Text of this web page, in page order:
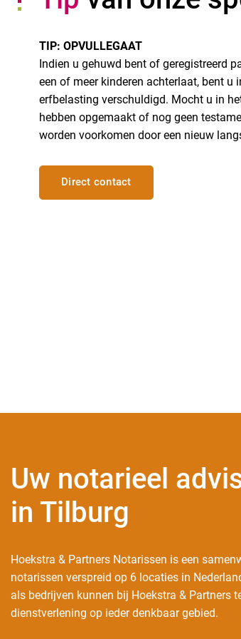
TIP: OPVULLEGAAT
Indien u gehuwd bent of geregistreerd
een of meer kinderen achterlaat, bent u
erfbelasting verschuldigd. Mocht u in
hebben opgemaakt of nog geen
worden voorkomen door een nieuw
Direct contact
Uw notarieel
in Tilburg
Hoekstra & Partners Notarissen is een
notarissen verspreid op 6 locaties in
als bedrijven kunnen bij Hoekstra & Partners
dienstverlening op ieder denkbaar gebied.